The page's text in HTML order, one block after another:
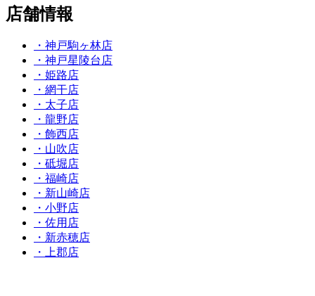
店舗情報
・神戸駒ヶ林店
・神戸星陵台店
・姫路店
・網干店
・太子店
・龍野店
・飾西店
・山吹店
・砥堀店
・福崎店
・新山崎店
・小野店
・佐用店
・新赤穂店
・上郡店